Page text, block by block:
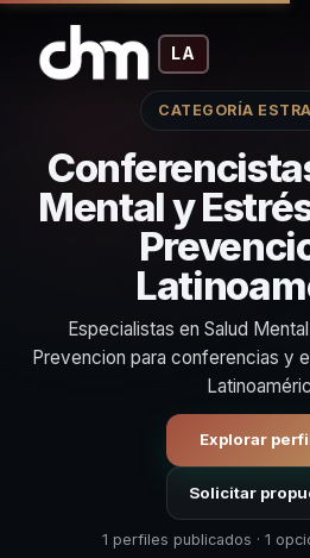
LA
CATEGORÍA
Mental y
Especialistas en Salud
Prevencion para conferencias y
Explorar
Solicitar
1 perfiles publicados · 1